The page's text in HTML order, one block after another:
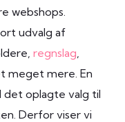
webshops.
udvalg af
regnslag
meget mere. En
det oplagte valg til
Derfor viser vi